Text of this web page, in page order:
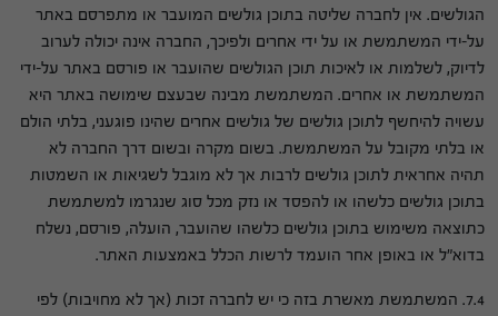
הגולשים. אין לחברה שליטה בתוכן גולשים המועבר או מתפרסם באתר
על-ידי המשתמשת או על ידי אחרים ולפיכך, החברה אינה יכולה לערוב
לדיוק, לשלמות או לאיכות תוכן הגולשים שהועבר או פורסם באתר על-ידי
המשתמשת או אחרים. המשתמשת מבינה שבעצם שימושה באתר היא
עשויה להיחשף לתוכן גולשים של גולשים אחרים שהינו פוגעני, בלתי הולם
או בלתי מקובל על המשתמשת. בשום מקרה ובשום דרך החברה לא
תהיה אחראית לתוכן גולשים לרבות אך לא מוגבל לשגיאות או השמטות
בתוכן גולשים כלשהו או להפסד או נזק מכל סוג שנגרמו למשתמשת
כתוצאה משימוש בתוכן גולשים כלשהו שהועבר, הועלה, פורסם, נשלח
בדוא"ל או באופן אחר הועמד לרשות הכלל באמצעות האתר.
7.4. המשתמשת מאשרת בזה כי יש לחברה זכות (אך לא מחויבות) לפי